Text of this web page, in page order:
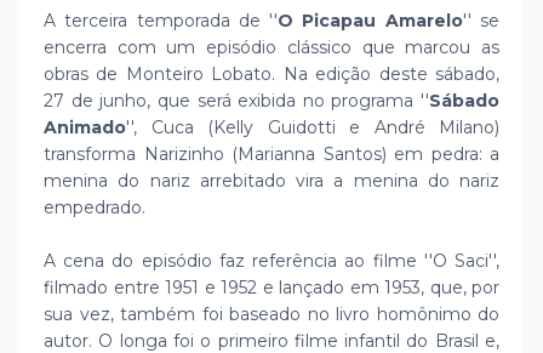
A terceira temporada de ''O Picapau Amarelo'' se
encerra com um episódio clássico que marcou as
obras de Monteiro Lobato. Na edição deste sábado,
27 de junho, que será exibida no programa ''Sábado
Animado'', Cuca (Kelly Guidotti e André Milano)
transforma Narizinho (Marianna Santos) em pedra: a
menina do nariz arrebitado vira a menina do nariz
empedrado.
A cena do episódio faz referência ao filme ''O Saci'',
filmado entre 1951 e 1952 e lançado em 1953, que, por
sua vez, também foi baseado no livro homônimo do
autor. O longa foi o primeiro filme infantil do Brasil e,